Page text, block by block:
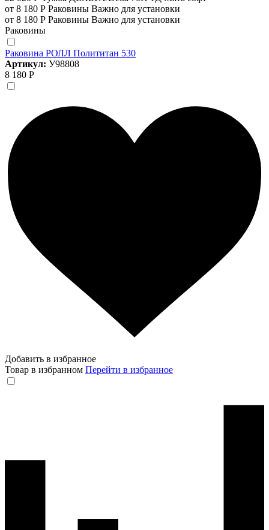
от 8 180 Р Раковины Важно для установки
от 8 180 Р Раковины Важно для установки
Раковины
Раковина РОЛЛ Полититан 530
Артикул: У98808
8 180 Р
Добавить в избранное
Товар в избранном Перейти в избранное